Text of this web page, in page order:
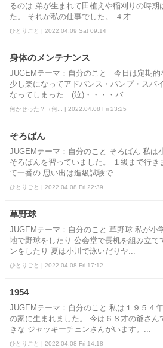
るのは 弟が生まれて田植えや稲刈りの時期
た。 それが私の仕事でした。 ４才...
ひとりごと | 2022.04.09 Sat 09:14
身体のメンテナンス
JUGEMテーマ：自分のこと 今日は定期的
少し楽になってアドバンス・パンプ・スパ
なってしまった (泣)・・・・バ...
何かせった？（何... | 2022.04.08 Fri 23:25
そろばん
JUGEMテーマ：自分のこと そろばん 私は
そろばんを習っていました。 １級まで行き
て一番の 思い出は進級試験で...
ひとりごと | 2022.04.08 Fri 22:39
草野球
JUGEMテーマ：自分のこと 草野球 私が小
地で野球をしたり 公会堂で長机を組み立て
ンをしたり 夏は小川で泳いだりヤ...
ひとりごと | 2022.04.08 Fri 17:12
1954
JUGEMテーマ：自分のこと 私は１９５
の家に生まれました。 今は６８才の爺さん
きな ジャッキーチェンさんがいます。...
ひとりごと | 2022.04.08 Fri 14:18